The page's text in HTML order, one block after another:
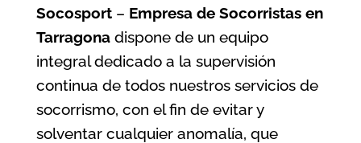
Socosport– Empresa de Socorristas en
Tarragonadispone de un equipo
integral dedicado a la supervisión
continua de todos nuestros servicios de
socorrismo, con el fin de evitar y
solventar cualquier anomalía, que